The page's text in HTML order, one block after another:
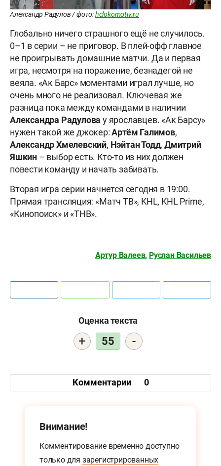
Александр Радулов / фото:hclokomotiv.ru
Глобально ничего страшного ещё не случилось.
0–1 в серии – не приговор. В плей-офф главное
не проигрывать домашние матчи. Да и первая
игра, несмотря на поражение, безнадегой не
веяла. «Ак Барс» моментами играл лучше, но
очень много не реализовал. Ключевая же
разница пока между командами в наличии
Александра Радулова у ярославцев. «Ак Барсу»
нужен такой же джокер:Артём Галимов,
Александр Хмелевский, Нэйтан Тодд,Дмитрий
Яшкин – выбор есть. Кто-то из них должен
повести команду и начать забивать.
Вторая игра серии начнется сегодня в 19:00.
Прямая трансляция: «Матч ТВ», KHL, KHL Prime,
«Кинопоиск» и «ТНВ».
Артур Валеев, Руслан Васильев
Оценка текста
+ 55 -
Комментарии 0
Внимание!
Комментирование временно доступно
только для зарегистрированных